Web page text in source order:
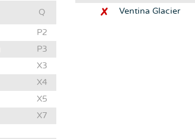
Q
P2
P3
X3
X4
X5
X7
Ventina Glacier